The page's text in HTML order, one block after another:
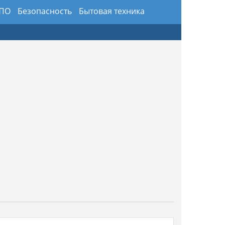
Безопасность
Бытовая техника
Предметы интерьера и обихода